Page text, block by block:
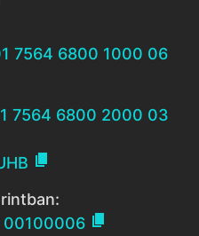
7564 6800 1000 06
7564 6800 2000 03

00100006 